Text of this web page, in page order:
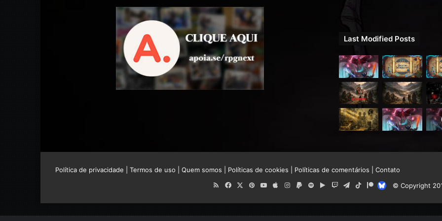
Last Modified Posts
Política de privacidade Termos de uso Quem somos Políticas de cookies Políticas de comentários
Contato
© Copyright
RSSFacebook
X PinterestYouTube
AppleInstagram
PaypalSpotifyGoogleTwitchTelegram
TikTokPatreonBluesky